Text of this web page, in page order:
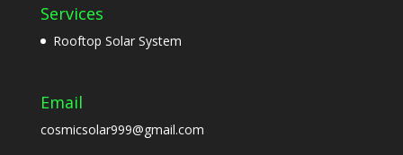
Services
Rooftop Solar System
Email
cosmicsolar999@gmail.com